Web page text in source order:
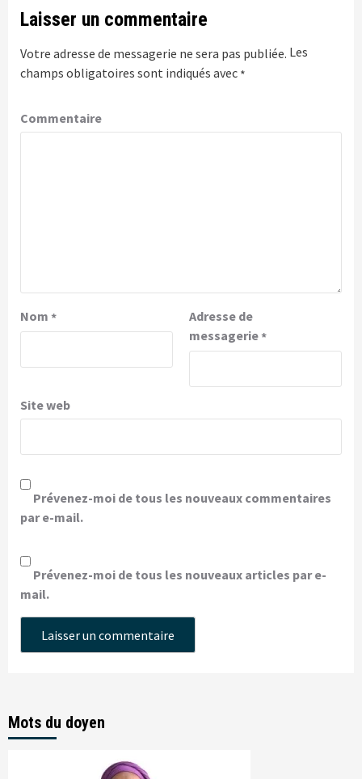
Laisser un commentaire
Votre adresse de messagerie ne sera pas publiée. Les
champs obligatoires sont indiqués avec *
Commentaire
Nom *
Adresse de
messagerie*
Site web
Prévenez-moi de tous les nouveaux commentaires
par e-mail.
Prévenez-moi de tous les nouveaux articles par e-
mail.
Mots du doyen